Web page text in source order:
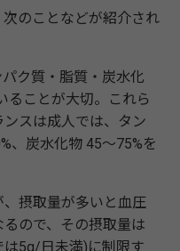
のことなどが紹介され
ク質・脂質・炭水化
ることが大切。これら
スは成人では、タン
、炭水化物 45～75%を
摂取量が多いと血圧
ので、その摂取量は
5g/日未満)に制限す